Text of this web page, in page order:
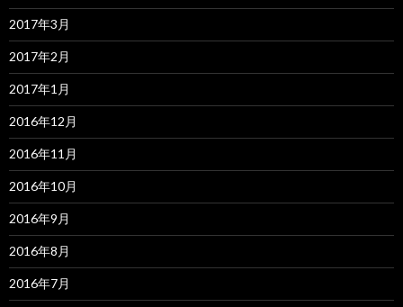
2017年3月
2017年2月
2017年1月
2016年12月
2016年11月
2016年10月
2016年9月
2016年8月
2016年7月